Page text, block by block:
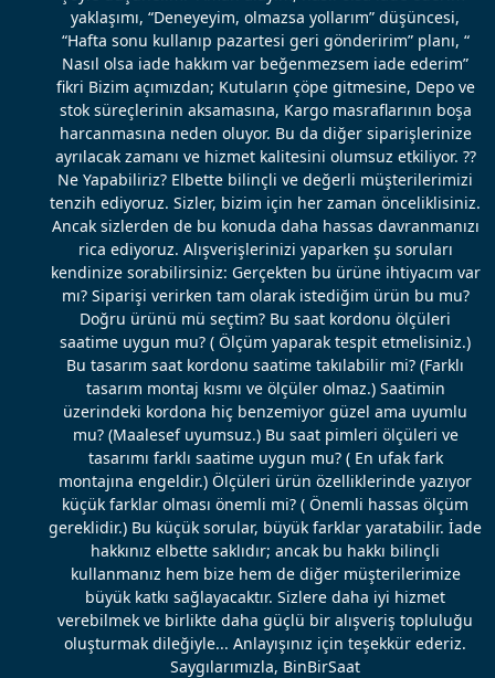
yaklaşımı, “Deneyeyim, olmazsa yollarım” düşüncesi,
“Hafta sonu kullanıp pazartesi geri gönderirim” planı, “
Nasıl olsa iade hakkım var beğenmezsem iade ederim”
fikri Bizim açımızdan; Kutuların çöpe gitmesine, Depo ve
stok süreçlerinin aksamasına, Kargo masraflarının boşa
harcanmasına neden oluyor. Bu da diğer siparişlerinize
ayrılacak zamanı ve hizmet kalitesini olumsuz etkiliyor. ??
Ne Yapabiliriz? Elbette bilinçli ve değerli müşterilerimizi
tenzih ediyoruz. Sizler, bizim için her zaman önceliklisiniz.
Ancak sizlerden de bu konuda daha hassas davranmanızı
rica ediyoruz. Alışverişlerinizi yaparken şu soruları
kendinize sorabilirsiniz: Gerçekten bu ürüne ihtiyacım var
mı? Siparişi verirken tam olarak istediğim ürün bu mu?
Doğru ürünü mü seçtim? Bu saat kordonu ölçüleri
saatime uygun mu? ( Ölçüm yaparak tespit etmelisiniz.)
Bu tasarım saat kordonu saatime takılabilir mi? (Farklı
tasarım montaj kısmı ve ölçüler olmaz.) Saatimin
üzerindeki kordona hiç benzemiyor güzel ama uyumlu
mu? (Maalesef uyumsuz.) Bu saat pimleri ölçüleri ve
tasarımı farklı saatime uygun mu? ( En ufak fark
montajına engeldir.) Ölçüleri ürün özelliklerinde yazıyor
küçük farklar olması önemli mi? ( Önemli hassas ölçüm
gereklidir.) Bu küçük sorular, büyük farklar yaratabilir. İade
hakkınız elbette saklıdır; ancak bu hakkı bilinçli
kullanmanız hem bize hem de diğer müşterilerimize
büyük katkı sağlayacaktır. Sizlere daha iyi hizmet
verebilmek ve birlikte daha güçlü bir alışveriş topluluğu
oluşturmak dileğiyle... Anlayışınız için teşekkür ederiz.
Saygılarımızla, BinBirSaat